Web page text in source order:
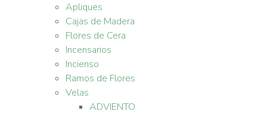
Apliques
Cajas de Madera
Flores de Cera
Incensarios
Incienso
Ramos de Flores
Velas
ADVIENTO